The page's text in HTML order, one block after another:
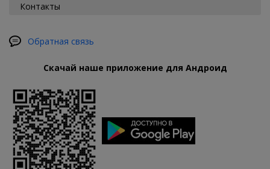
Контакты
Обратная связь
Скачай наше приложение для Андроид